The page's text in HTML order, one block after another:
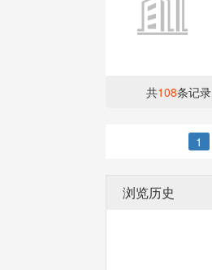
共108条记录
1
浏览历史